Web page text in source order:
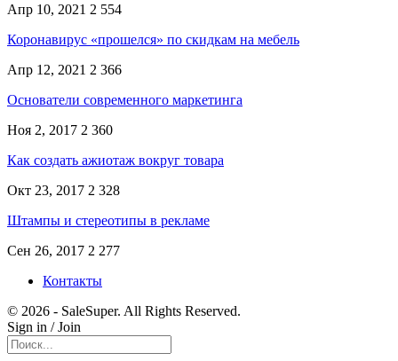
Апр 10, 2021 2 554
Коронавирус «прошелся» по скидкам на мебель
Апр 12, 2021 2 366
Основатели современного маркетинга
Ноя 2, 2017 2 360
Как создать ажиотаж вокруг товара
Окт 23, 2017 2 328
Штампы и стереотипы в рекламе
Сен 26, 2017 2 277
Контакты
© 2026 - SaleSuper. All Rights Reserved.
Sign in / Join